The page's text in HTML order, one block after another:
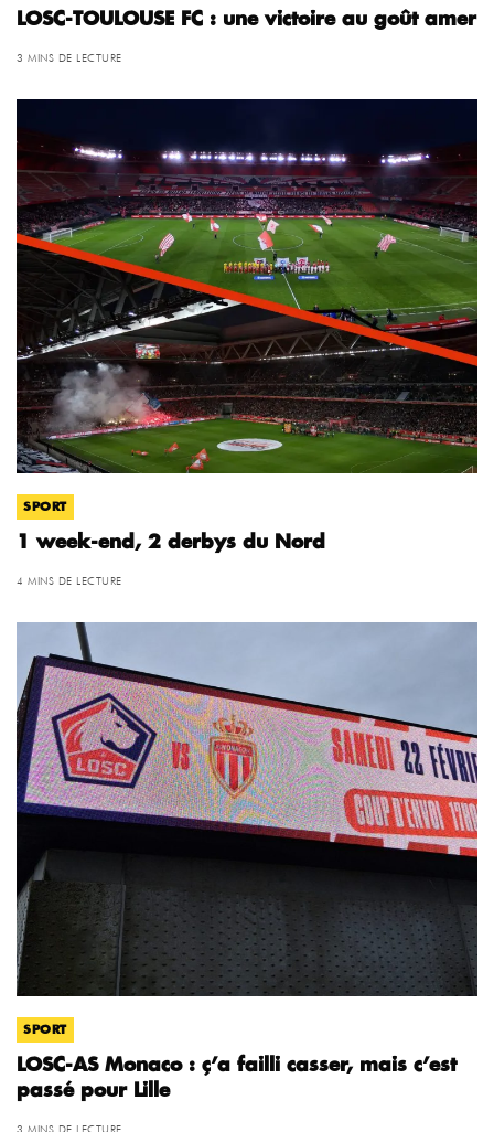
LOSC-TOULOUSE FC : une victoire au goût amer
3 MINS DE LECTURE
SPORT
1 week-end, 2 derbys du Nord
4 MINS DE LECTURE
SPORT
LOSC-AS Monaco : ç’a failli casser, mais c’est
passé pour Lille
3 MINS DE LECTURE